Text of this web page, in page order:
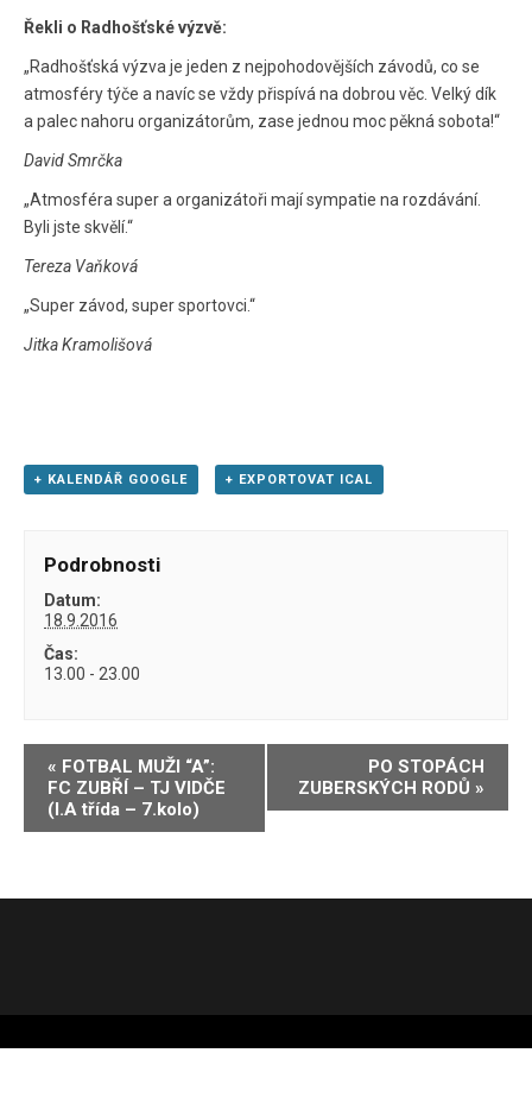
Řekli o Radhošťské výzvě:
„Radhošťská výzva je jeden z nejpohodovějších závodů, co se
atmosféry týče a navíc se vždy přispívá na dobrou věc. Velký dík
a palec nahoru organizátorům, zase jednou moc pěkná sobota!“
David Smrčka
„Atmosféra super a organizátoři mají sympatie na rozdávání.
Byli jste skvělí.“
Tereza Vaňková
„Super závod, super sportovci.“
Jitka Kramolišová
+ KALENDÁŘ GOOGLE + EXPORTOVAT ICAL
Podrobnosti
Datum:
18.9.2016
Čas:
13.00 - 23.00
Navigace
pro
Akce
« FOTBAL MUŽI “A”:
FC ZUBŘÍ – TJ VIDČE
(I.A třída – 7.kolo)
PO STOPÁCH
ZUBERSKÝCH RODŮ »